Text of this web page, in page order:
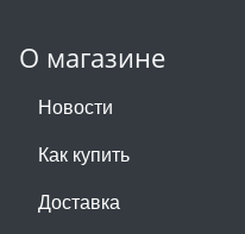
О магазине
Новости
Как купить
Доставка